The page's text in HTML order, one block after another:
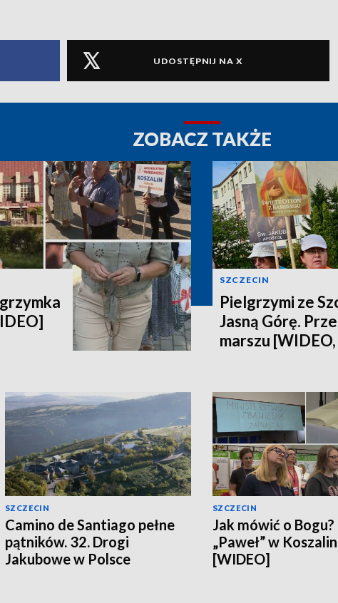
UDOSTĘPNIJ NA X
ZOBACZ TAKŻE
SZCZECIN
Pielgrzymi ze
Jasną Górę.
marszu
SZCZECIN
Camino de Santiago pełne
pątników. 32. Drogi
Jakubowe w Polsce
SZCZECIN
Jak mówić o
„Paweł” w
[WIDEO]